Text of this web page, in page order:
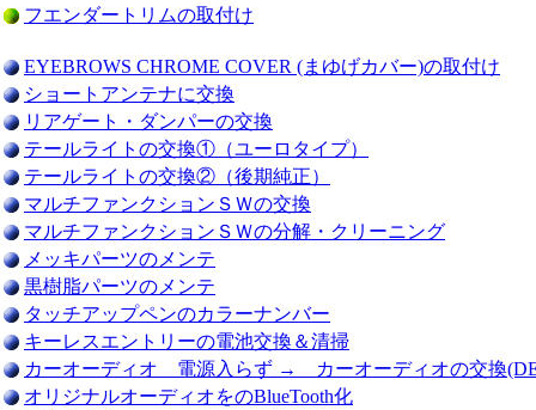
フエンダートリムの取付け
EYEBROWS CHROME COVER (まゆげカバー)の取付け
ショートアンテナに交換
リアゲート・ダンパーの交換
テールライトの交換①（ユーロタイプ）
テールライトの交換②（後期純正）
マルチファンクションＳＷの交換
マルチファンクションＳＷの分解・クリーニング
メッキパーツのメンテ
黒樹脂パーツのメンテ
タッチアップペンのカラーナンバー
キーレスエントリーの電池交換＆清掃
カーオーディオ 電源入らず → カーオーディオの交換
オリジナルオーディオをのBlueTooth化